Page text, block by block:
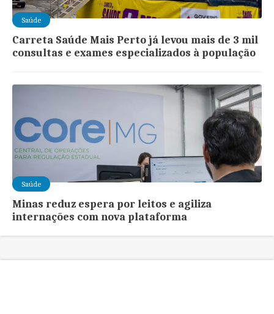
Saúde
Carreta Saúde Mais Perto já levou mais de 3 mil
consultas e exames especializados à população
Saúde
Minas reduz espera por leitos e agiliza
internações com nova plataforma